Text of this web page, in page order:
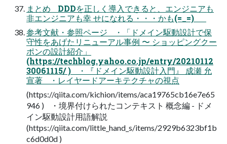
まとめ DDDを正しく導入できると、エンジニアも
非エンジニアも幸 せになれる・・・かも(=_=)
参考文献・参照ページ ・「ドメイン駆動設計で保
守性をあげたリニューアル事例 〜 ショッピングクー
ポンの設計紹介」
(https://techblog.yahoo.co.jp/entry/20210112
30061115/ ) ・『ドメイン駆動設計入門』 成瀬 允
宣著 ・レイヤードアーキテクチャの視点
(https://qiita.com/kichion/items/aca19765cb16e7e65
946 ) ・境界付けられたコンテキスト 概念編 - ドメ
イン駆動設計用語解説
(https://qiita.com/little_hand_s/items/2929b6323bf1b
c6d0d0d )